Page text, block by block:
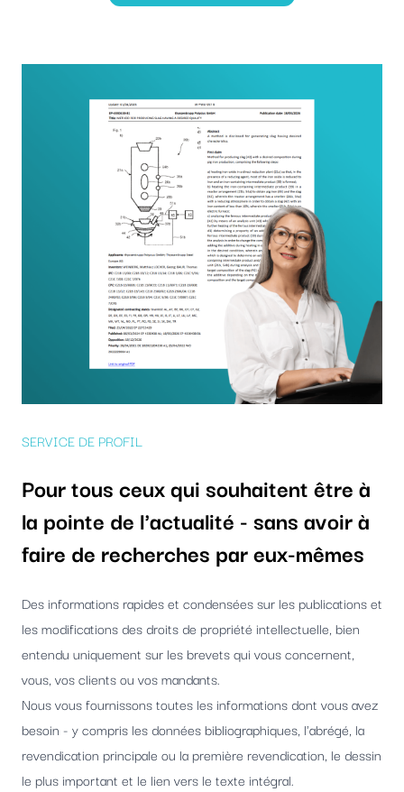
SERVICE DE PROFIL
Pour tous ceux qui souhaitent être à
la pointe de l'actualité - sans avoir à
faire de recherches par eux-mêmes
Des informations rapides et condensées sur les publications et
les modifications des droits de propriété intellectuelle, bien
entendu uniquement sur les brevets qui vous concernent,
vous, vos clients ou vos mandants.
Nous vous fournissons toutes les informations dont vous avez
besoin - y compris les données bibliographiques, l'abrégé, la
revendication principale ou la première revendication, le dessin
le plus important et le lien vers le texte intégral.